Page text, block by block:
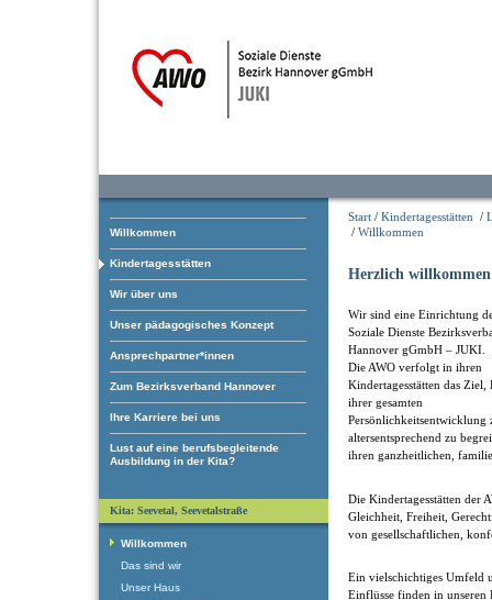
Willkommen
Kindertagesstätten
Wir über uns
Unser pädagogisches Konzept
Ansprechpartner*innen
Zum Bezirksverband Hannover
Ihre Karriere bei uns
Lust auf eine berufsbegleitende
Ausbildung in der Kita?
Start / Kindertagesstätten /
/ Willkommen
Herzlich
Wir sind eine Einrichtung
Soziale Dienste
Hannover gGmbH – JUKI.
Die AWO verfolgt in ihren
Kindertagesstätten das
ihrer gesamten
Persönlichkeitsentwicklung
altersentsprechend zu
ihren ganzheitlichen,
Die Kindertagesstätten der
Gleichheit, Freiheit,
von gesellschaftlichen,
Ein vielschichtiges Umfeld
Einflüsse finden in unseren
Kita: Seevetal, Seevetalstraße
Willkommen
Das sind wir
Unser Haus